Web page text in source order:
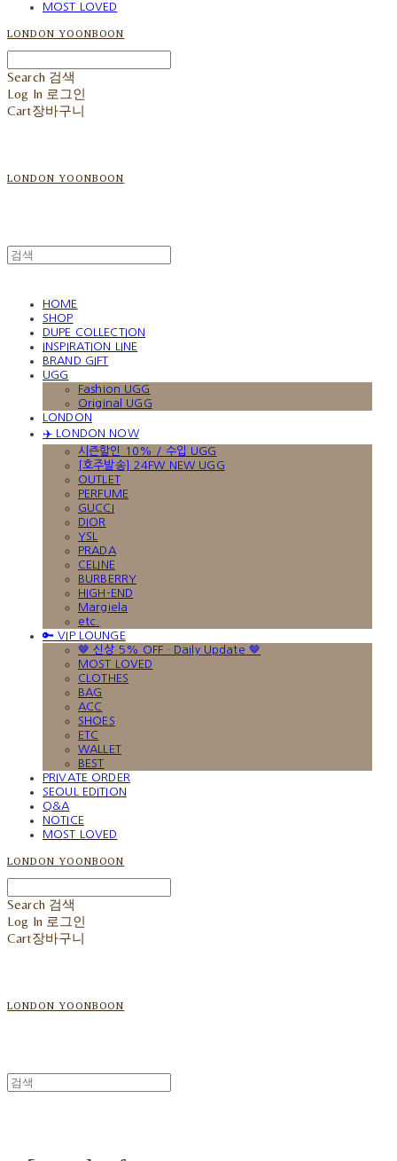
MOST LOVED
LONDON YOONBOON
Search 검색
Log In 로그인
Cart장바구니
LONDON YOONBOON
HOME
SHOP
DUPE COLLECTION
INSPIRATION LINE
BRAND GIFT
UGG
Fashion UGG
Original UGG
LONDON
✈️ LONDON NOW
시즌할인 10% / 수입 UGG
[호주발송] 24FW NEW UGG
OUTLET
PERFUME
GUCCI
DIOR
YSL
PRADA
CELINE
BURBERRY
HIGH-END
Margiela
etc.
🔑 VIP LOUNGE
🤎 신상 5% OFF · Daily Update 🤎
MOST LOVED
CLOTHES
BAG
ACC
SHOES
ETC
WALLET
BEST
PRIVATE ORDER
SEOUL EDITION
Q&A
NOTICE
MOST LOVED
LONDON YOONBOON
Search 검색
Log In 로그인
Cart장바구니
LONDON YOONBOON